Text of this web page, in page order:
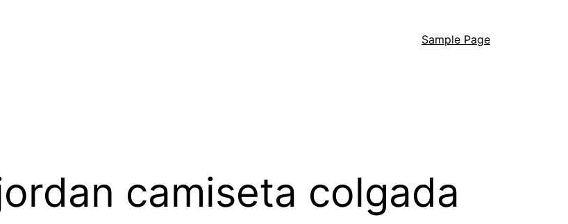
Sample Page
camiseta colgada